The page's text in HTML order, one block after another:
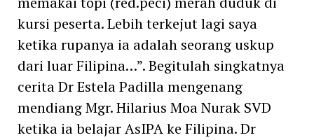
kursi peserta. Lebih terkejut lagi saya
ketika rupanya ia adalah seorang uskup
dari luar Filipina…”. Begitulah singkatnya
cerita Dr Estela Padilla mengenang
mendiang Mgr. Hilarius Moa Nurak SVD
ketika ia belajar AsIPA ke Filipina. Dr